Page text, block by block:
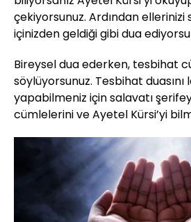
çekiyorsunuz. Ardından ellerinizi
içinizden geldiği gibi dua
Bireysel dua ederken, tesbihat
söylüyorsunuz. Tesbihat duasını
yapabilmeniz için salavatı
cümlelerini ve Ayetel Kürsi’yi